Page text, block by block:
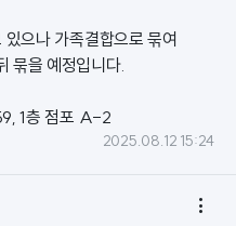
으나 가족결합으로 묶여
묶을 예정입니다.
1층 점포 A-2
2025.08.12 15:24
